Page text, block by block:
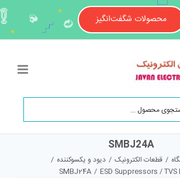
محصولات شگفت‌انگیز
SMBJ24A
/ قطعات الکترونیک / دیود و یکسوکننده /
ESD Suppressors /
/
SMBJ24A